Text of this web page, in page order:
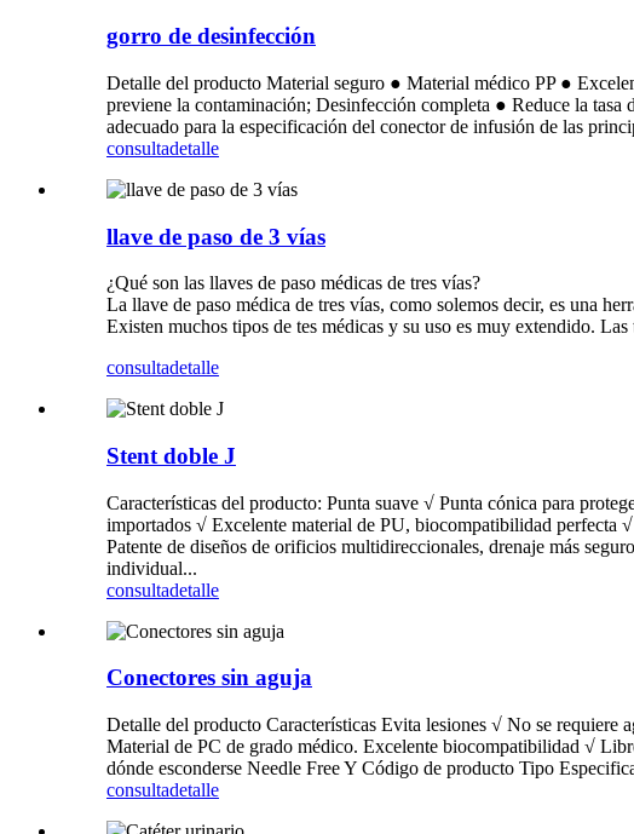
gorro de desinfección
Detalle del producto Material seguro ● Material médico PP ●
previene la contaminación; Desinfección completa ● Reduce la
adecuado para la especificación del conector de infusión de las
consultadetalle
llave de paso de 3 vías
¿Qué son las llaves de paso médicas de tres vías?
La llave de paso médica de tres vías, como solemos decir, es una
Existen muchos tipos de tes médicas y su uso es muy extendido.
consultadetalle
Stent doble J
Características del producto: Punta suave √ Punta cónica para
importados √ Excelente material de PU, biocompatibilidad perfecta
Patente de diseños de orificios multidireccionales, drenaje más
individual...
consultadetalle
Conectores sin aguja
Detalle del producto Características Evita lesiones √ No se requiere
Material de PC de grado médico. Excelente biocompatibilidad √
dónde esconderse Needle Free Y Código de producto Tipo
consultadetalle